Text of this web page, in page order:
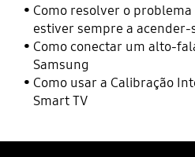
Como resolver o problema
estiver sempre a acender-
Como conectar um alto-
Samsung
Como usar a Calibração
Smart TV